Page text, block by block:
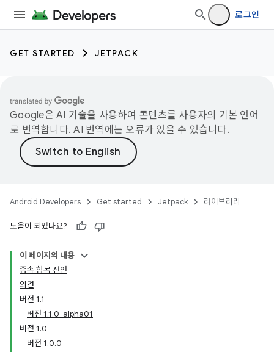
로그인
GET STARTED JETPACK
Google은 AI 기술을 사용하여 콘텐츠를 사용자의 기본 언어
로 번역합니다. AI 번역에는 오류가 있을 수 있습니다.
Android Developers Get started Jetpack 라이브러리
도움이 되었나요?
이 페이지의 내용
종속 항목 선언
의견
버전 1.1
버전 1.1.0-alpha01
버전 1.0
버전 1.0.0